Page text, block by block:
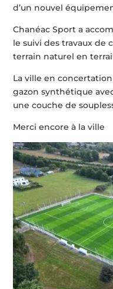
d’un nouvel
Chanéac Sport a
le suivi des travaux de
terrain naturel en
La ville en
gazon synthétique
une couche de
Merci encore à la ville